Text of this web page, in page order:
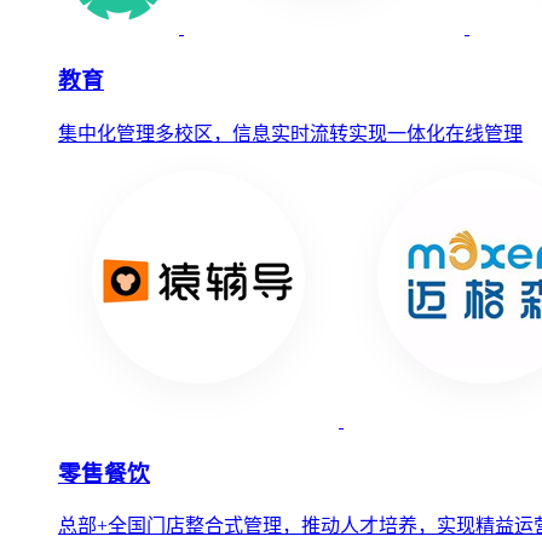
教育
集中化管理多校区，信息实时流转实现一体化在线管理
零售餐饮
总部+全国门店整合式管理，推动人才培养，实现精益运